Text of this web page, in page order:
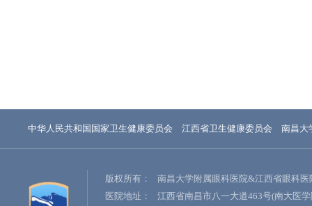
中华人民共和国国家卫生健康委员会 江西省卫生健康委员会 南昌大
版权所有：
南昌大学附属眼科医院&江西省眼科医
医院地址：
江西省南昌市八一大道463号(南大医